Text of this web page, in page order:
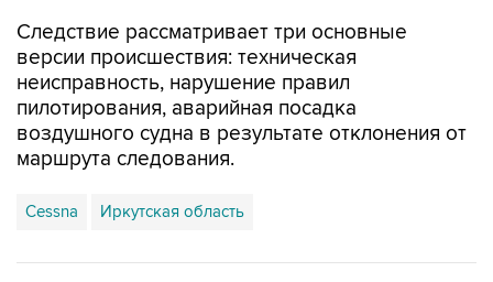
Следствие рассматривает три основные
версии происшествия: техническая
неисправность, нарушение правил
пилотирования, аварийная посадка
воздушного судна в результате отклонения от
маршрута следования.
Cessna Иркутская область